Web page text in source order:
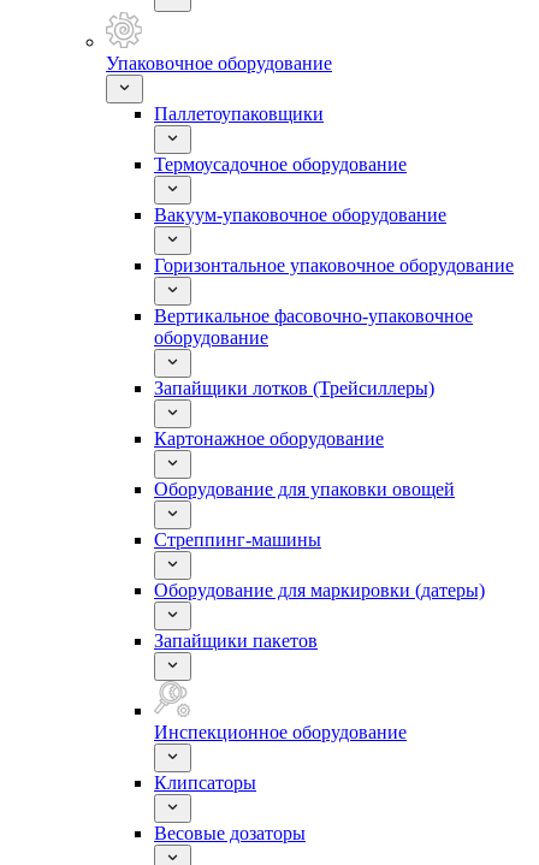
Упаковочное оборудование
Паллетоупаковщики
Термоусадочное оборудование
Вакуум-упаковочное оборудование
Горизонтальное упаковочное оборудование
Вертикальное фасовочно-упаковочное
оборудование
Запайщики лотков (Трейсиллеры)
Картонажное оборудование
Оборудование для упаковки овощей
Стреппинг-машины
Оборудование для маркировки (датеры)
Запайщики пакетов
Инспекционное оборудование
Клипсаторы
Весовые дозаторы